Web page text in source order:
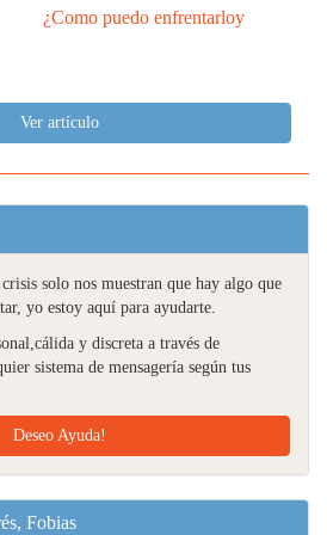
enfrentarloy
Ver artículo
solo nos muestran que hay algo que
yo estoy aquí para ayudarte.
y discreta a través de
sistema de mensagería según tus
Deseo Ayuda!
Fobias